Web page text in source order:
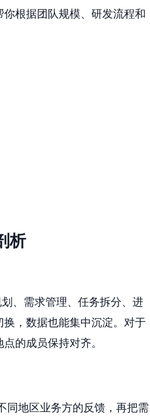
根据团队规模、研发流程和
析
、需求管理、任务拆分、进
，数据也能集中沉淀。对于
的成员保持对齐。
同地区业务方的反馈，再把需